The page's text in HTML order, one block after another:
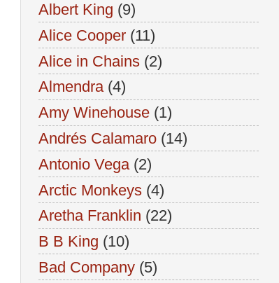
Albert King (9)
Alice Cooper (11)
Alice in Chains (2)
Almendra (4)
Amy Winehouse (1)
Andrés Calamaro (14)
Antonio Vega (2)
Arctic Monkeys (4)
Aretha Franklin (22)
B B King (10)
Bad Company (5)